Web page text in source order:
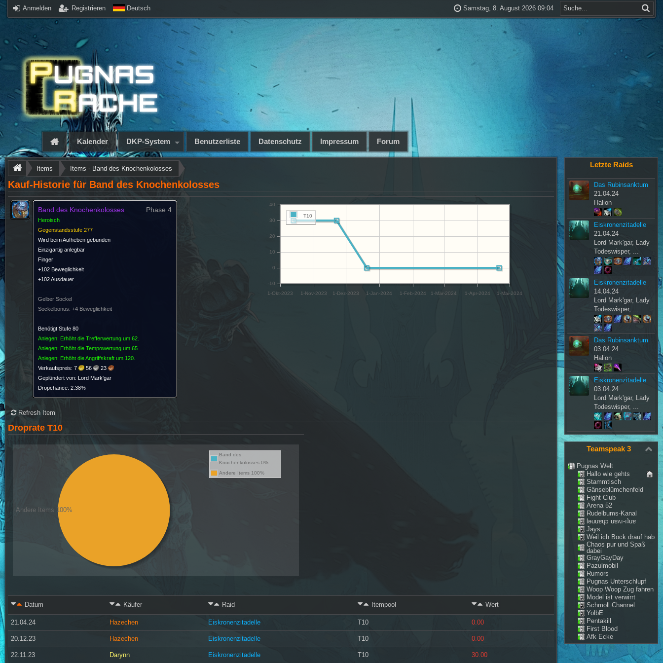
Anmelden Registrieren Deutsch Samstag, 8. August 2026 09:04
Kalender DKP-System Benutzerliste Datenschutz Impressum Forum
Items Items - Band des Knochenkolosses
Kauf-Historie für Band des Knochenkolosses
Band des Knochenkolosses Phase 4
Heroisch
Gegenstandsstufe 277
Wird beim Aufheben gebunden
Einzigartig anlegbar
Finger
+102 Beweglichkeit
+102 Ausdauer
Gelber Sockel
Sockelbonus: +4 Beweglichkeit
Benötigt Stufe 80
Anlegen: Erhöht die Trefferwertung um 62.
Anlegen: Erhöht die Tempowertung um 65.
Anlegen: Erhöht die Angriffskraft um 120.
Verkaufspreis: 7 56
23
Geplündert von: Lord Mark'gar
Dropchance: 2.38%
Refresh Item
1-Okt-2023 1-Nov-2023 1-Dez-2023 1-Jan-2024 1-Feb-2024 1-Mär-2024 1-Apr-2024 1-Mai-2024
-10
0
10
20
30
40
T10
Droprate T10
Band des
Knochenkolosses 0%
Andere Items 100%
Andere Items 100%
Datum Käufer Raid Itempool Wert
21.04.24 Hazechen Eiskronenzitadelle T10 0.00
20.12.23 Hazechen Eiskronenzitadelle T10 0.00
22.11.23 Darynn Eiskronenzitadelle T10 30.00
Letzte Raids
Das Rubinsanktum
21.04.24
Halion
Eiskronenzitadelle
21.04.24
Lord Mark'gar, Lady
Todeswisper, ...
Eiskronenzitadelle
14.04.24
Lord Mark'gar, Lady
Todeswisper, ...
Das Rubinsanktum
03.04.24
Halion
Eiskronenzitadelle
03.04.24
Lord Mark'gar, Lady
Todeswisper, ...
Teamspeak 3
Pugnas Welt
Hallo wie gehts
Stammtisch
Gänseblümchenfeld
Fight Club
Arena 52
Rudelbums-Kanal
lǝuuɐɥɔ uɐʌı-ıʇuɐ
Jays
Weil ich Bock drauf hab
Chaos pur und Spaß
dabei
GrayGayDay
Pazulmobil
Rumors
Pugnas Unterschlupf
Woop Woop Zug fahren
Model ist verwirrt
Schmoll Channel
YolbE
Pentakill
First Blood
Afk Ecke